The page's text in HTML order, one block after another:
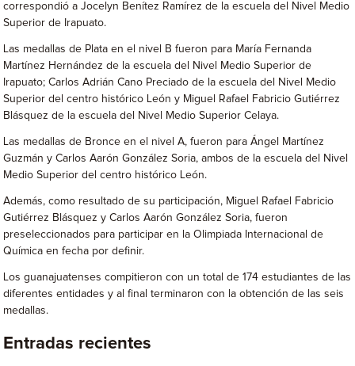
correspondió a Jocelyn Benítez Ramírez de la escuela del Nivel Medio
Superior de Irapuato.
Las medallas de Plata en el nivel B fueron para María Fernanda
Martínez Hernández de la escuela del Nivel Medio Superior de
Irapuato; Carlos Adrián Cano Preciado de la escuela del Nivel Medio
Superior del centro histórico León y Miguel Rafael Fabricio Gutiérrez
Blásquez de la escuela del Nivel Medio Superior Celaya.
Las medallas de Bronce en el nivel A, fueron para Ángel Martínez
Guzmán y Carlos Aarón González Soria, ambos de la escuela del Nivel
Medio Superior del centro histórico León.
Además, como resultado de su participación, Miguel Rafael Fabricio
Gutiérrez Blásquez y Carlos Aarón González Soria, fueron
preseleccionados para participar en la Olimpiada Internacional de
Química en fecha por definir.
Los guanajuatenses compitieron con un total de 174 estudiantes de las
diferentes entidades y al final terminaron con la obtención de las seis
medallas.
Entradas recientes